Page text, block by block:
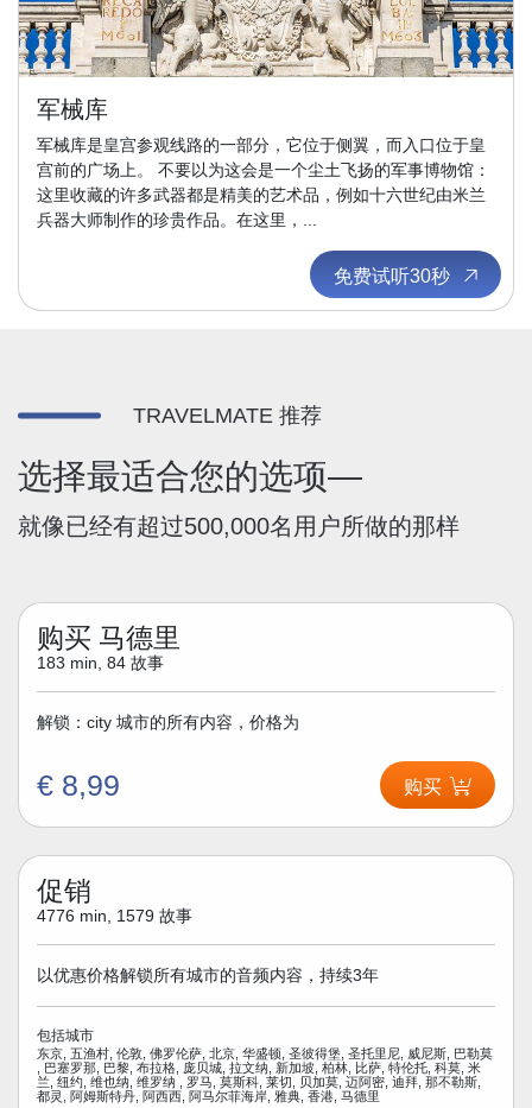
军械库
军械库是皇宫参观线路的一部分，它位于侧翼，而入口位于皇
宫前的广场上。 不要以为这会是一个尘土飞扬的军事博物馆：
这里收藏的许多武器都是精美的艺术品，例如十六世纪由米兰
兵器大师制作的珍贵作品。在这里，...
免费试听30秒
TRAVELMATE 推荐
选择最适合您的选项—
就像已经有超过500,000名用户所做的那样
购买 马德里
183 min, 84 故事
解锁：city 城市的所有内容，价格为
€ 8,99 购买
促销
4776 min, 1579 故事
以优惠价格解锁所有城市的音频内容，持续3年
包括城市
东京, 五渔村, 伦敦, 佛罗伦萨, 北京, 华盛顿, 圣彼得堡, 圣托里尼, 威尼斯, 巴勒莫
, 巴塞罗那, 巴黎, 布拉格, 庞贝城, 拉文纳, 新加坡, 柏林, 比萨, 特伦托, 科莫, 米
兰, 纽约, 维也纳, 维罗纳 , 罗马, 莫斯科, 莱切, 贝加莫, 迈阿密, 迪拜, 那不勒斯,
都灵, 阿姆斯特丹, 阿西西, 阿马尔菲海岸, 雅典, 香港, 马德里